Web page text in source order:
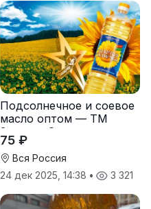
Подсолнечное и соевое
масло оптом — ТМ
Золотая Семечка
75 ₽
Вся Россия
24 дек 2025, 14:38 • 3 321